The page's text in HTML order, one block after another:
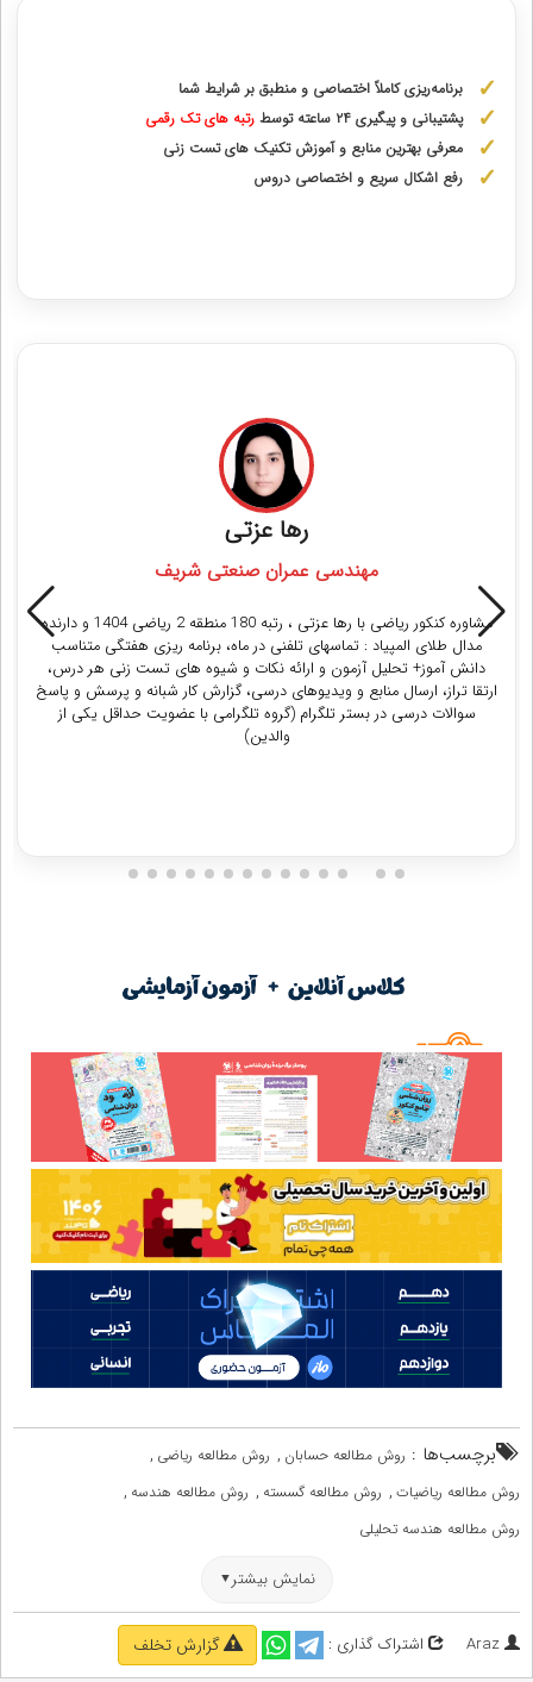
برنامه‌ریزی کاملاً اختصاصی و منطبق بر شرایط شما
پشتیبانی و پیگیری ۲۴ ساعته توسط
رتبه‌ های تک رقمی
معرفی بهترین منابع و آموزش تکنیک های تست زنی
رفع اشکال سریع و اختصاصی دروس
زهرا یحیی آبادی
رتبه 55 منطقه 2 انسانی
مشاوره کنکور انسانی با زهرا یحیی آبادی ، دانشجوی رشته دبیری ادبیات
فرهنگیان : 6 تماس در هر ماه برای پاسخ به سوالات + برنامه ریزی شخصی
سازی شده هفتگی + معرفی بهترین منابع کمک اموزشی + ارسال تست و
گرفتن آزمون انلاین + توضیح نحوه مطالعه دروس عمومی و اختصاصی/
تستی و تشریحی + ارتباط مداوم در فضای مجازی و پاسخگویی به سوالات
دانش اموز در هر زمان از روز + چک کردن گزارش کار و ساعت مطالعه و
برچسب‌ها : روش مطالعه حسابان , روش مطالعه ریاضی ,
روش مطالعه ریاضیات , روش مطالعه گسسته , روش مطالعه هندسه ,
روش مطالعه هندسه تحلیلی
نمایش بیشتر
Araz اشتراک گذاری : گزارش تخلف